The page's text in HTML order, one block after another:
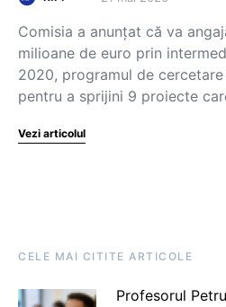
Comisia a anunțat că va
milioane de euro prin
2020, programul de
pentru a sprijini 9 proiecte
Vezi articolul
CELE MAI CITITE ARTICOLE
Profesorul